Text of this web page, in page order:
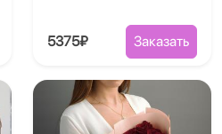
5375₽ Заказать